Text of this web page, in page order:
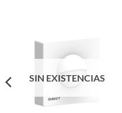
SIN EXISTENCIAS